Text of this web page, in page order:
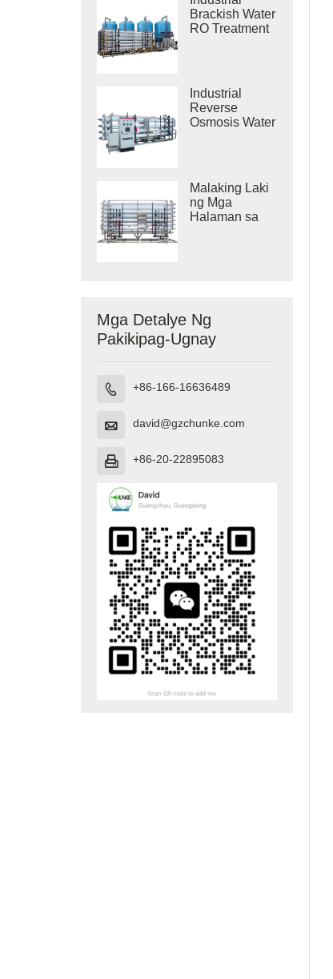
Brackish Water
RO Treatment
Industrial
Reverse
Osmosis Water
Malaking Laki
ng Mga
Halaman sa
Mga Detalye Ng
Pakikipag-Ugnay
 +86-166-16636489
 david@gzchunke.com
 +86-20-22895083